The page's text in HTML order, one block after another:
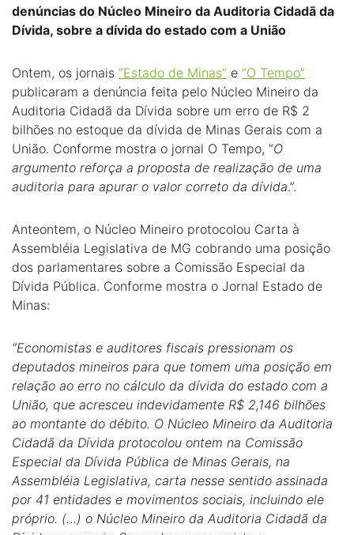
denúncias do Núcleo Mineiro da Auditoria Cidadã da
Dívida, sobre a dívida do estado com a União
Ontem, os jornais “Estado de Minas” e “O Tempo”
publicaram a denúncia feita pelo Núcleo Mineiro da
Auditoria Cidadã da Dívida sobre um erro de R$ 2
bilhões no estoque da dívida de Minas Gerais com a
União. Conforme mostra o jornal O Tempo, “O
argumento reforça a proposta de realização de uma
auditoria para apurar o valor correto da dívida.”.
Anteontem, o Núcleo Mineiro protocolou Carta à
Assembléia Legislativa de MG cobrando uma posição
dos parlamentares sobre a Comissão Especial da
Dívida Pública. Conforme mostra o Jornal Estado de
Minas:
“Economistas e auditores fiscais pressionam os
deputados mineiros para que tomem uma posição em
relação ao erro no cálculo da dívida do estado com a
União, que acresceu indevidamente R$ 2,146 bilhões
ao montante do débito. O Núcleo Mineiro da Auditoria
Cidadã da Dívida protocolou ontem na Comissão
Especial da Dívida Pública de Minas Gerais, na
Assembléia Legislativa, carta nesse sentido assinada
por 41 entidades e movimentos sociais, incluindo ele
próprio. (…) o Núcleo Mineiro da Auditoria Cidadã da